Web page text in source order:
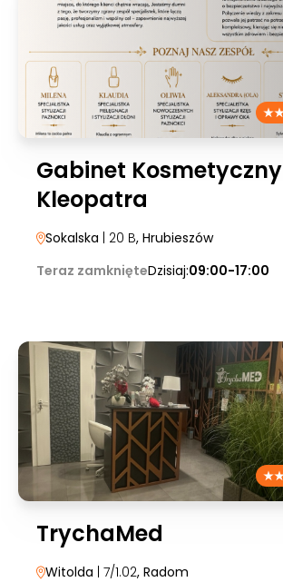
Gabinet Kosmetyczny
Kleopatra
Sokalska | 20 B, Hrubieszów
Teraz zamknięteDzisiaj:09:00-17:00
TrychaMed
Witolda | 7/1.02, Radom